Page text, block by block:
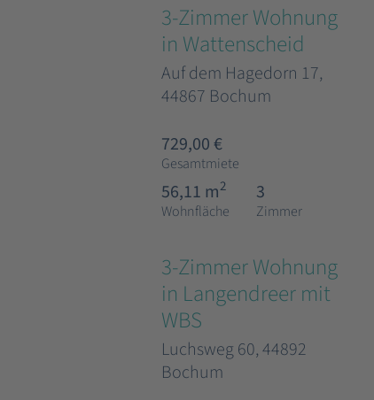
3-Zimmer Wohnung
in Wattenscheid
Auf dem Hagedorn 17,
44867 Bochum
729,00 €
Gesamtmiete
56,11 m2
Wohnfläche
3
Zimmer
3-Zimmer Wohnung
in Langendreer mit
WBS
Luchsweg 60, 44892
Bochum